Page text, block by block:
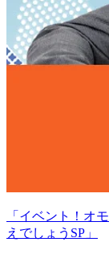
「イベント！オ
えでしょうSP」